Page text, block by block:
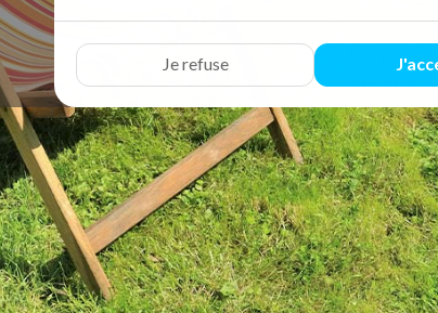
Je refuse